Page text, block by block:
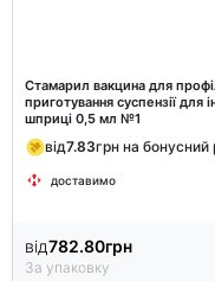
Стамарил вакцина для
приготування суспензії для
шприці 0,5 мл №1
від7.83грн на бонусний
доставимо
від782.80грн
За упаковку